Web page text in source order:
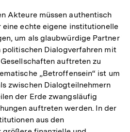
Akteure müssen authentisch
eine echte eigene institutionelle
um als glaubwürdige Partner
Dialogverfahren mit
auftreten zu
„Betroffensein“ ist um
zwischen Dialogteilnehmern
der Erde zwangsläufig
auftreten werden. In der
aus den